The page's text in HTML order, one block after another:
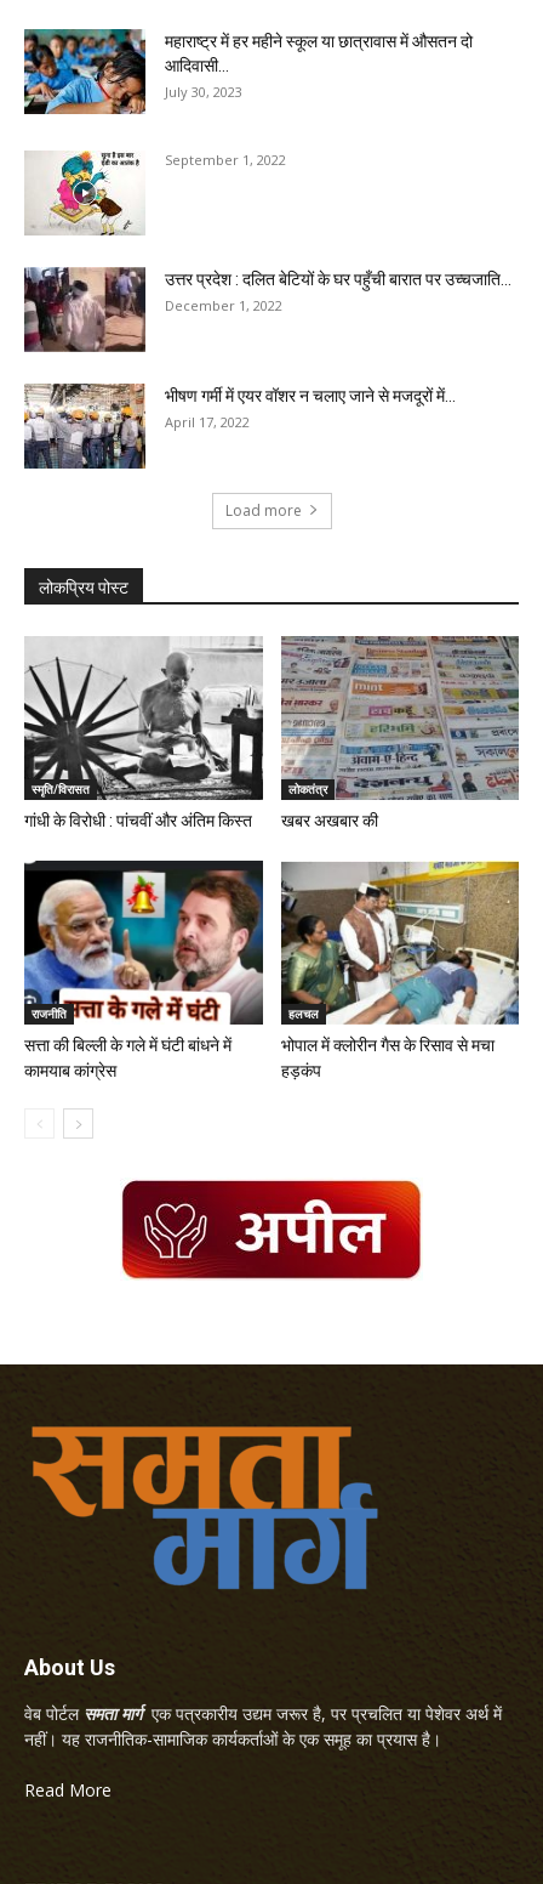
महाराष्ट्र में हर महीने स्कूल या छात्रावास में औसतन दो
आदिवासी...
July 30, 2023
September 1, 2022
उत्तर प्रदेश : दलित बेटियों के घर पहुँची बारात पर उच्चजाति...
December 1, 2022
भीषण गर्मी में एयर वॉशर न चलाए जाने से मजदूरों में...
April 17, 2022
Load more
लोकप्रिय पोस्ट
स्मृति/विरासत
गांधी के विरोधी : पांचवीं और अंतिम किस्त
लोकतंत्र
खबर अखबार की
राजनीति
सत्ता की बिल्ली के गले में घंटी बांधने में
कामयाब कांग्रेस
हलचल
भोपाल में क्लोरीन गैस के रिसाव से मचा
हड़कंप
About Us
वेब पोर्टल समता मार्गएक पत्रकारीय उद्यम जरूर है, पर प्रचलित या पेशेवर अर्थ में
नहीं। यह राजनीतिक-सामाजिक कार्यकर्ताओं के एक समूह का प्रयास है।
Read More